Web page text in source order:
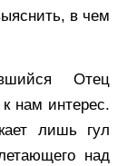
в чем
Отец
нам интерес.
лишь гул
над